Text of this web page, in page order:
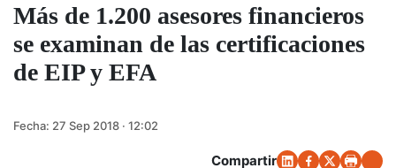
Más de 1.200 asesores financieros
se examinan de las certificaciones
de EIP y EFA
Fecha: 27 Sep 2018 · 12:02
Compartir